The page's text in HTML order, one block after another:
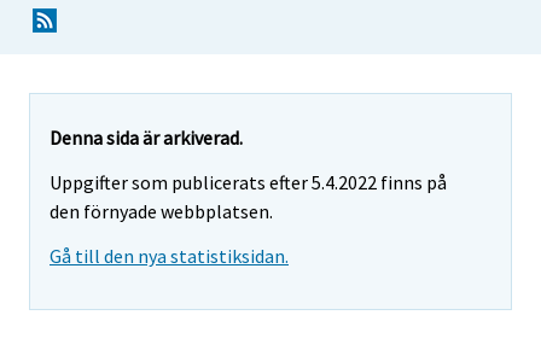
Denna sida är arkiverad.
Uppgifter som publicerats efter 5.4.2022 finns på
den förnyade webbplatsen.
Gå till den nya statistiksidan.